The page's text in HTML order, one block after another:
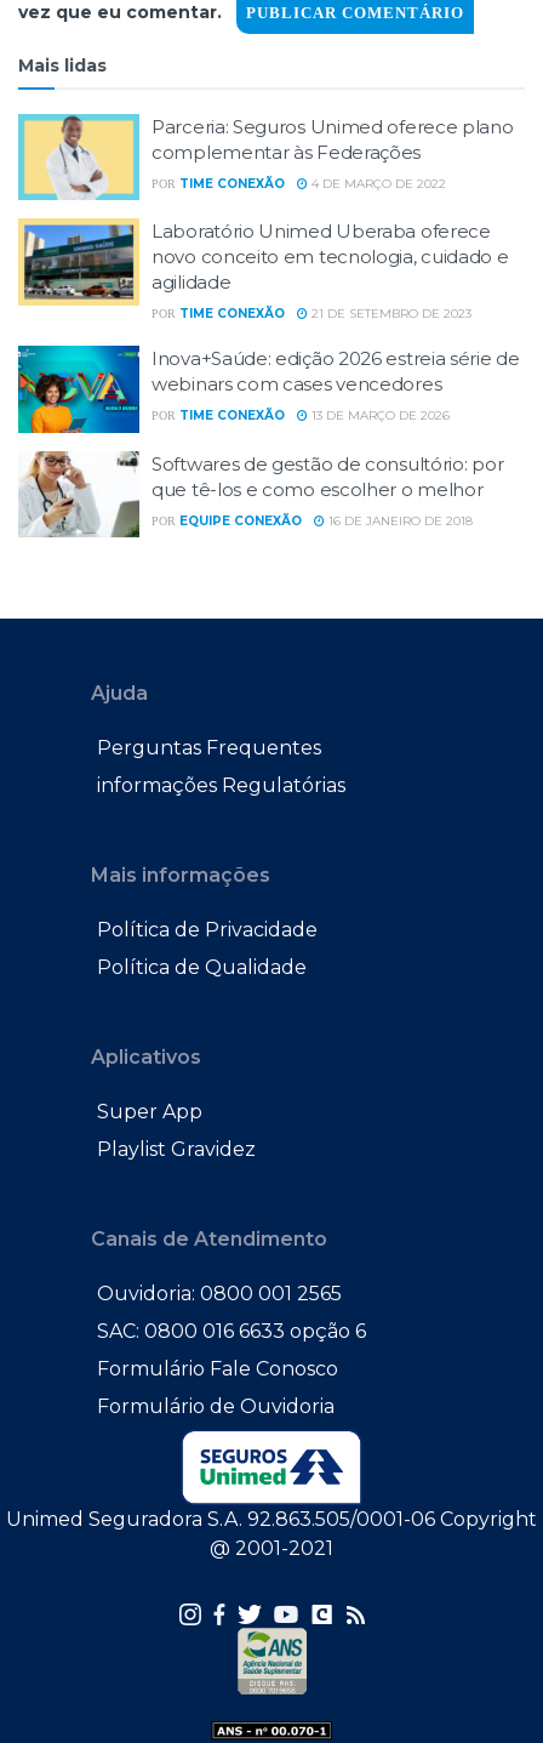
vez que eu comentar.
Mais lidas
Parceria: Seguros Unimed oferece plano
complementar às Federações
POR TIME CONEXÃO 4 DE MARÇO DE 2022
Laboratório Unimed Uberaba oferece
novo conceito em tecnologia, cuidado e
agilidade
POR TIME CONEXÃO 21 DE SETEMBRO DE 2023
Inova+Saúde: edição 2026 estreia série de
webinars com cases vencedores
POR TIME CONEXÃO 13 DE MARÇO DE 2026
Softwares de gestão de consultório: por
que tê-los e como escolher o melhor
POR EQUIPE CONEXÃO 16 DE JANEIRO DE 2018
Ajuda
Perguntas Frequentes
informações Regulatórias
Mais informações
Política de Privacidade
Política de Qualidade
Aplicativos
Super App
Playlist Gravidez
Canais de Atendimento
Ouvidoria: 0800 001 2565
SAC: 0800 016 6633 opção 6
Formulário Fale Conosco
Formulário de Ouvidoria
Unimed Seguradora S.A. 92.863.505/0001-06 Copyright
@ 2001-2021